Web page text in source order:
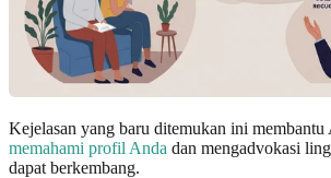
Kejelasan yang baru ditemukan ini
memahami profil Anda dan mengadvokasi
dapat berkembang.